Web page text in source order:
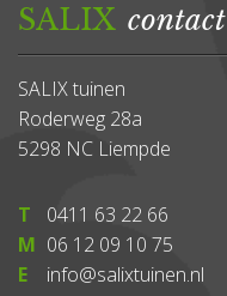
SALIX contact
SALIX tuinen
Roderweg 28a
5298 NC Liempde
T
0411 63 22 66
M 06 12 09 10 75
E
info@salixtuinen.nl